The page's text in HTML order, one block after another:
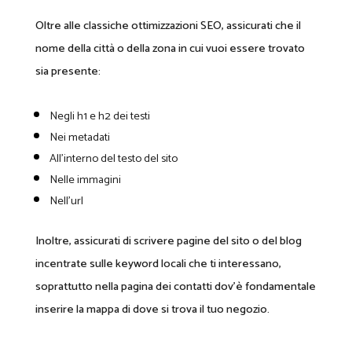
Oltre alle classiche ottimizzazioni SEO, assicurati che il
nome della città o della zona in cui vuoi essere trovato
sia presente:
Negli h1 e h2 dei testi
Nei metadati
All’interno del testo del sito
Nelle immagini
Nell’url
Inoltre, assicurati di scrivere pagine del sito o del blog
incentrate sulle keyword locali che ti interessano,
soprattutto nella pagina dei contatti dov’è fondamentale
inserire la mappa di dove si trova il tuo negozio.